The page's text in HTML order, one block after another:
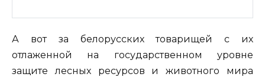
А вот за белорусских товарищей с их
отлаженной на государственном уровне
защите лесных ресурсов и животного мира